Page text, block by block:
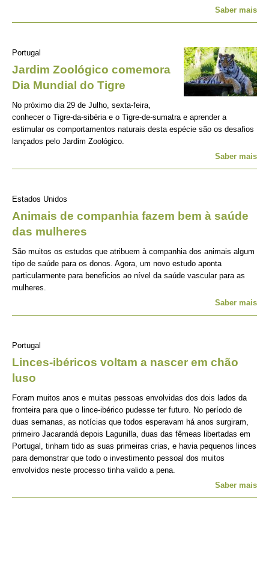
Saber mais
Portugal
Jardim Zoológico comemora
Dia Mundial do Tigre
No próximo dia 29 de Julho, sexta-feira,
conhecer o Tigre-da-sibéria e o Tigre-de-sumatra e aprender a
estimular os comportamentos naturais desta espécie são os desafios
lançados pelo Jardim Zoológico.
Saber mais
Estados Unidos
Animais de companhia fazem bem à saúde
das mulheres
São muitos os estudos que atribuem à companhia dos animais algum
tipo de saúde para os donos. Agora, um novo estudo aponta
particularmente para beneficios ao nível da saúde vascular para as
mulheres.
Saber mais
Portugal
Linces-ibéricos voltam a nascer em chão
luso
Foram muitos anos e muitas pessoas envolvidas dos dois lados da
fronteira para que o lince-ibérico pudesse ter futuro. No período de
duas semanas, as notícias que todos esperavam há anos surgiram,
primeiro Jacarandá depois Lagunilla, duas das fêmeas libertadas em
Portugal, tinham tido as suas primeiras crias, e havia pequenos linces
para demonstrar que todo o investimento pessoal dos muitos
envolvidos neste processo tinha valido a pena.
Saber mais